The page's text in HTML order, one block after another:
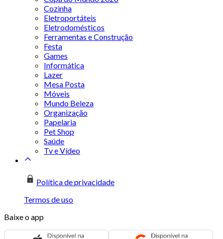
Cozinha
Eletroportáteis
Eletrodomésticos
Ferramentas e Construção
Festa
Games
Informática
Lazer
Mesa Posta
Móveis
Mundo Beleza
Organização
Papelaria
Pet Shop
Saúde
Tv e Vídeo
Política de privacidade
Termos de uso
Baixe o app